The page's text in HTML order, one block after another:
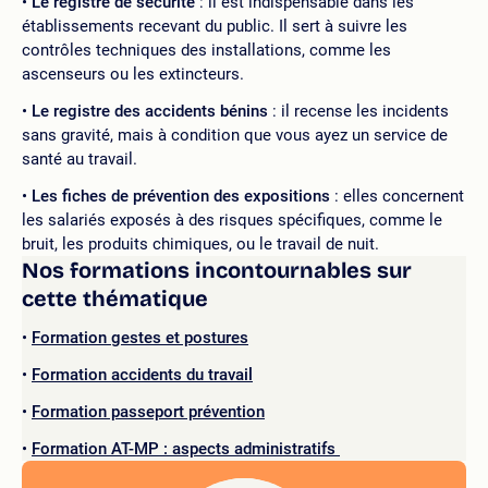
établissements recevant du public. Il sert à suivre les
contrôles techniques des installations, comme les
ascenseurs ou les extincteurs.
Le registre des accidents bénins : il recense les incidents
sans gravité, mais à condition que vous ayez un service de
santé au travail.
Les fiches de prévention des expositions : elles concernent
les salariés exposés à des risques spécifiques, comme le
bruit, les produits chimiques, ou le travail de nuit.
Nos formations incontournables sur
cette thématique
Formation gestes et postures
Formation accidents du travail
Formation passeport prévention
Formation AT-MP : aspects administratifs